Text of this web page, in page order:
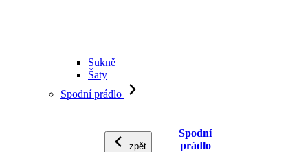
Sukně
Šaty
Spodní prádlo
zpět
Spodní
prádlo